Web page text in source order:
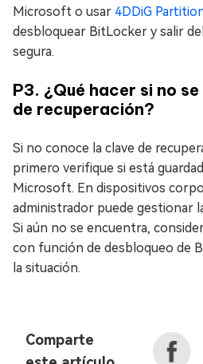
Microsoft o usar 4DDiG
desbloquear BitLocker y salir
segura.
P3. ¿Qué hacer si no
de recuperación?
Si no conoce la clave de
primero verifique si está
Microsoft. En dispositivos
administrador puede gestionar
Si aún no se encuentra,
con función de desbloqueo de
la situación.
Comparte